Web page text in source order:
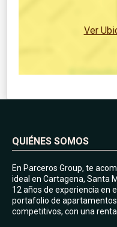
Ver
QUIÉNES SOMOS
En Parceros Group, te
ideal en Cartagena, Santa
12 años de experiencia en
portafolio de
competitivos, con una